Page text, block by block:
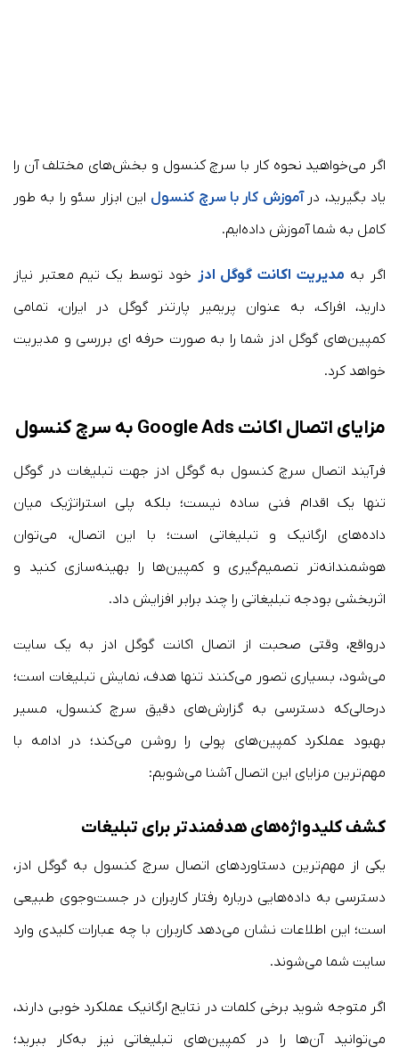
اگر می‌خواهید نحوه کار با سرچ کنسول و بخش‌های مختلف آن را
یاد بگیرید، در آموزش کار با سرچ کنسول این ابزار سئو را به طور
کامل به شما آموزش داده‌ایم.
اگر به مدیریت اکانت گوگل ادز خود توسط یک تیم معتبر نیاز
دارید، افراک، به عنوان پریمیر پارتنر گوگل در ایران، تمامی
کمپین‌های گوگل ادز شما را به صورت حرفه ای بررسی و مدیریت
خواهد کرد.
مزایای اتصال اکانت Google Ads به سرچ کنسول
فرآیند اتصال سرچ کنسول به گوگل ادز جهت تبلیغات در گوگل
تنها یک اقدام فنی ساده نیست؛ بلکه پلی استراتژیک میان
داده‌های ارگانیک و تبلیغاتی است؛ با این اتصال، می‌توان
هوشمندانه‌تر تصمیم‌گیری و کمپین‌ها را بهینه‌سازی کنید و
اثربخشی بودجه تبلیغاتی را چند برابر افزایش داد.
درواقع، وقتی صحبت از اتصال اکانت گوگل ادز به یک سایت
می‌شود، بسیاری تصور می‌کنند تنها هدف، نمایش تبلیغات است؛
درحالی‌که دسترسی به گزارش‌های دقیق سرچ کنسول، مسیر
بهبود عملکرد کمپین‌های پولی را روشن می‌کند؛ در ادامه با
مهم‌ترین مزایای این اتصال آشنا می‌شویم:
کشف کلیدواژه‌های هدفمندتر برای تبلیغات
یکی از مهم‌ترین دستاوردهای اتصال سرچ کنسول به گوگل ادز،
دسترسی به داده‌هایی درباره رفتار کاربران در جست‌وجوی طبیعی
است؛ این اطلاعات نشان می‌دهد کاربران با چه عبارات کلیدی وارد
سایت شما می‌شوند.
اگر متوجه شوید برخی کلمات در نتایج ارگانیک عملکرد خوبی دارند،
می‌توانید آن‌ها را در کمپین‌های تبلیغاتی نیز به‌کار ببرید؛